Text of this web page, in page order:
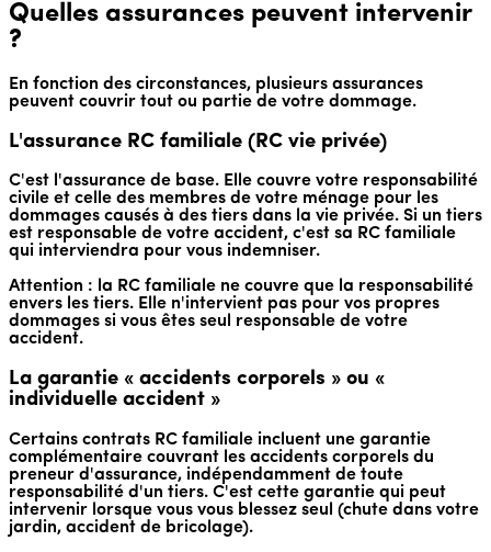
Quelles assurances peuvent intervenir
?
En fonction des circonstances, plusieurs assurances
peuvent couvrir tout ou partie de votre dommage.
L'assurance RC familiale (RC vie privée)
C'est l'assurance de base. Elle couvre votre responsabilité
civile et celle des membres de votre ménage pour les
dommages causés à des tiers dans la vie privée. Si un tiers
est responsable de votre accident, c'est sa RC familiale
qui interviendra pour vous indemniser.
Attention : la RC familiale ne couvre que la responsabilité
envers les tiers. Elle n'intervient pas pour vos propres
dommages si vous êtes seul responsable de votre
accident.
La garantie « accidents corporels » ou «
individuelle accident »
Certains contrats RC familiale incluent une garantie
complémentaire couvrant les accidents corporels du
preneur d'assurance, indépendamment de toute
responsabilité d'un tiers. C'est cette garantie qui peut
intervenir lorsque vous vous blessez seul (chute dans votre
jardin, accident de bricolage).